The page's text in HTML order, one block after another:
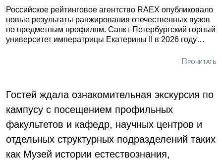
Российское рейтинговое агентство RAEX опубликовало
новые результаты ранжирования отечественных вузов
по предметным профилям. Санкт-Петербургский горный
университет императрицы Екатерины II в 2026 году
место в «Нефтегазовом деле», третье – «Техника и
также направления «Энергетика, энергетическое
машиностроение и электротехника», «Строительство»,
«Технологии материалов», «Машиностроение и
робототехника».
Прочитать
Гостей ждала ознакомительная экскурсия по
кампусу с посещением профильных
факультетов и кафедр, научных центров и
отдельных структурных подразделений таких
как Музей истории естествознания,